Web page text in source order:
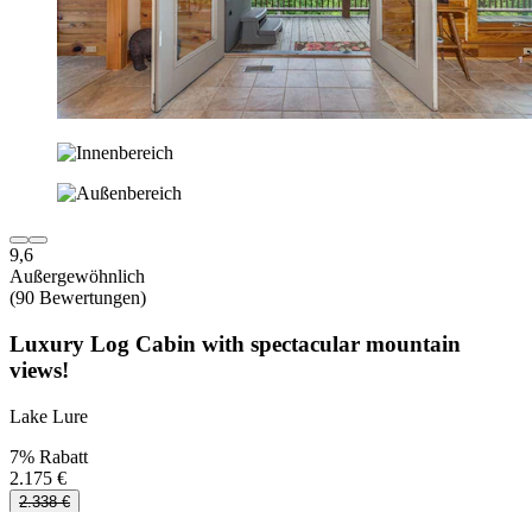
9,6
Außergewöhnlich
(90 Bewertungen)
Luxury Log Cabin with spectacular mountain
views!
Lake Lure
7% Rabatt
2.175 €
2.338 €